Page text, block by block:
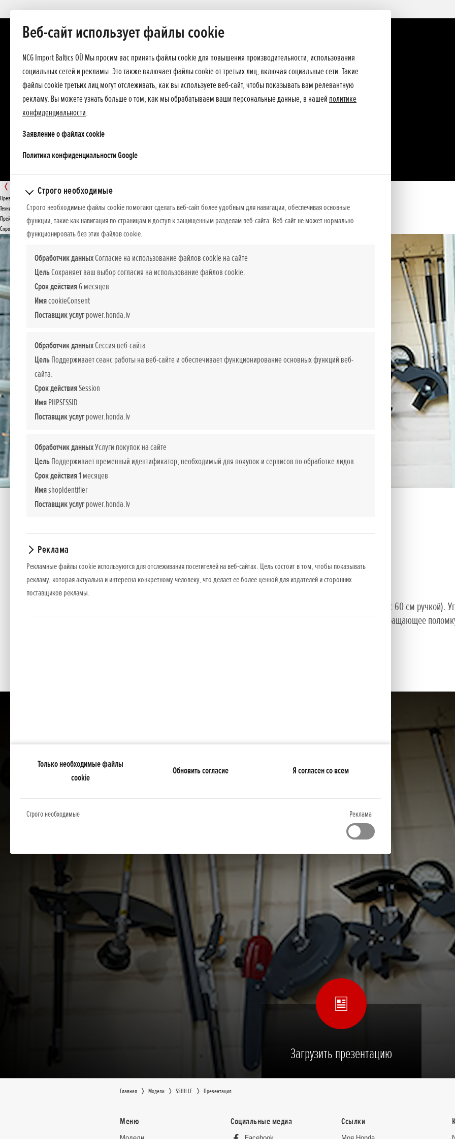
Веб-сайт использует файлы cookie
NCG Import Baltics OÜ Мы просим вас принять файлы cookie для повышения производительности, использования
социальных сетей и рекламы. Это также включает файлы cookie от третьих лиц, включая социальные сети. Такие
файлы cookie третьих лиц могут отслеживать, как вы используете веб-сайт, чтобы показывать вам релевантную
рекламу. Вы можете узнать больше о том, как мы обрабатываем ваши персональные данные, в нашей политике
конфиденциальности.
Заявление о файлах cookie
Политика конфиденциальности Googleopens in a new tab
Строго необходимые
Строго необходимые файлы cookie помогают сделать веб-сайт более удобным для навигации, обеспечивая основные
функции, такие как навигация по страницам и доступ к защищенным разделам веб-сайта. Веб-сайт не может нормально
функционировать без этих файлов cookie.
Обработчик данныхСогласие на использование файлов cookie на сайте
ЦельСохраняет ваш выбор согласия на использование файлов cookie.
Срок действия6 месяцев
ИмяcookieConsent
Поставщик услугpower.honda.lv
Обработчик данныхСессия веб-сайта
ЦельПоддерживает сеанс работы на веб-сайте и обеспечивает функционирование основных функций веб-
сайта.
Срок действияSession
ИмяPHPSESSID
Поставщик услугpower.honda.lv
Обработчик данныхУслуги покупок на сайте
ЦельПоддерживает временный идентификатор, необходимый для покупок и сервисов по обработке лидов.
Срок действия1 месяцев
ИмяshopIdentifier
Поставщик услугpower.honda.lv
Реклама
Рекламные файлы cookie используются для отслеживания посетителей на веб-сайтах. Цель состоит в том, чтобы показывать
рекламу, которая актуальна и интересна конкретному человеку, что делает ее более ценной для издателей и сторонних
поставщиков рекламы.
Только необходимые файлы
cookie
Обновить согласие Я согласен со всем
Строго необходимые Реклама
SSHH LE
Презентация
Технические данные
Прейскурант
Спросите подробнее
ПРЕДЛОЖЕНИЕ
Бензоножницы SSHH LE
Для дизайна кустов и живых изгородей доступна ручная версия (без ручки) и удлиненная версия (с 60 см ручкой).
регулировать. Лезвия являются самозатачивающимися и имеют специальное покрытие, предотвращающее
Загрузить презентацию
Главная Moдeли SSHH LE Презентация
Меню Социальные медиа Ссылки